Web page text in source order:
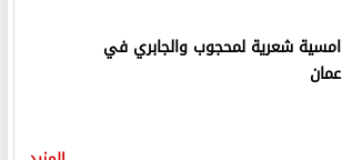
امسية شعرية لمحجوب والجابري في
عمان